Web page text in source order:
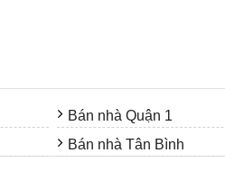
Bán nhà Quận 1
Bán nhà Tân Bình